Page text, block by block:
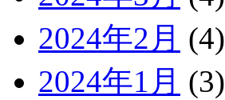
2024年2月 (4)
2024年1月 (3)